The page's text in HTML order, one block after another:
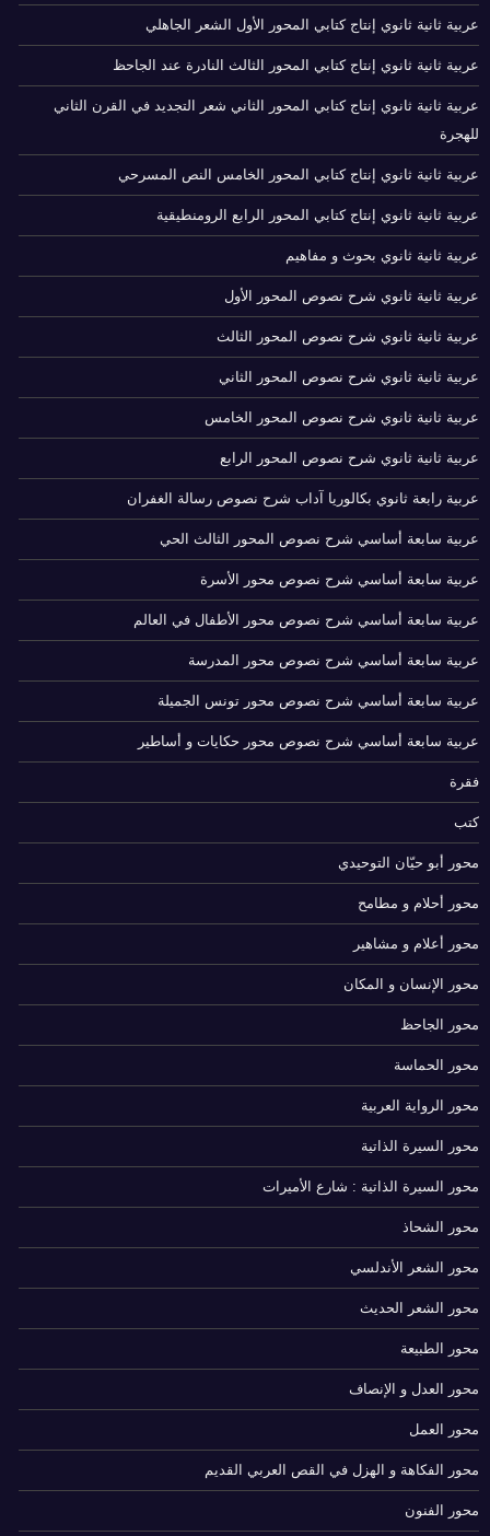
عربية ثانية ثانوي إنتاج كتابي المحور الأول الشعر الجاهلي
عربية ثانية ثانوي إنتاج كتابي المحور الثالث النادرة عند الجاحظ
عربية ثانية ثانوي إنتاج كتابي المحور الثاني شعر التجديد في القرن الثاني
للهجرة
عربية ثانية ثانوي إنتاج كتابي المحور الخامس النص المسرحي
عربية ثانية ثانوي إنتاج كتابي المحور الرابع الرومنطيقية
عربية ثانية ثانوي بحوث و مفاهيم
عربية ثانية ثانوي شرح نصوص المحور الأول
عربية ثانية ثانوي شرح نصوص المحور الثالث
عربية ثانية ثانوي شرح نصوص المحور الثاني
عربية ثانية ثانوي شرح نصوص المحور الخامس
عربية ثانية ثانوي شرح نصوص المحور الرابع
عربية رابعة ثانوي بكالوريا آداب شرح نصوص رسالة الغفران
عربية سابعة أساسي شرح نصوص المحور الثالث الحي
عربية سابعة أساسي شرح نصوص محور الأسرة
عربية سابعة أساسي شرح نصوص محور الأطفال في العالم
عربية سابعة أساسي شرح نصوص محور المدرسة
عربية سابعة أساسي شرح نصوص محور تونس الجميلة
عربية سابعة أساسي شرح نصوص محور حكايات و أساطير
فقرة
كتب
محور أبو حيّان التوحيدي
محور أحلام و مطامح
محور أعلام و مشاهير
محور الإنسان و المكان
محور الجاحظ
محور الحماسة
محور الرواية العربية
محور السيرة الذاتية
محور السيرة الذاتية : شارع الأميرات
محور الشحاذ
محور الشعر الأندلسي
محور الشعر الحديث
محور الطبيعة
محور العدل و الإنصاف
محور العمل
محور الفكاهة و الهزل في القص العربي القديم
محور الفنون